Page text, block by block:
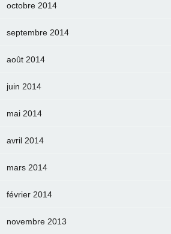
octobre 2014
septembre 2014
août 2014
juin 2014
mai 2014
avril 2014
mars 2014
février 2014
novembre 2013